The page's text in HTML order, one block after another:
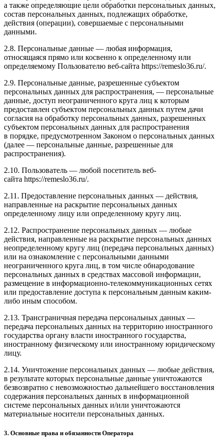
а также определяющие цели обработки персональных данных,
состав персональных данных, подлежащих обработке,
действия (операции), совершаемые с персональными
данными.
2.8. Персональные данные — любая информация,
относящаяся прямо или косвенно к определенному или
определяемому Пользователю веб-сайта https://remeslo36.ru/.
2.9. Персональные данные, разрешенные субъектом
персональных данных для распространения, — персональные
данные, доступ неограниченного круга лиц к которым
предоставлен субъектом персональных данных путем дачи
согласия на обработку персональных данных, разрешенных
субъектом персональных данных для распространения
в порядке, предусмотренном Законом о персональных данных
(далее — персональные данные, разрешенные для
распространения).
2.10. Пользователь — любой посетитель веб-
сайта https://remeslo36.ru/.
2.11. Предоставление персональных данных — действия,
направленные на раскрытие персональных данных
определенному лицу или определенному кругу лиц.
2.12. Распространение персональных данных — любые
действия, направленные на раскрытие персональных данных
неопределенному кругу лиц (передача персональных данных)
или на ознакомление с персональными данными
неограниченного круга лиц, в том числе обнародование
персональных данных в средствах массовой информации,
размещение в информационно-телекоммуникационных сетях
или предоставление доступа к персональным данным каким-
либо иным способом.
2.13. Трансграничная передача персональных данных —
передача персональных данных на территорию иностранного
государства органу власти иностранного государства,
иностранному физическому или иностранному юридическому
лицу.
2.14. Уничтожение персональных данных — любые действия,
в результате которых персональные данные уничтожаются
безвозвратно с невозможностью дальнейшего восстановления
содержания персональных данных в информационной
системе персональных данных и/или уничтожаются
материальные носители персональных данных.
3. Основные права и обязанности Оператора